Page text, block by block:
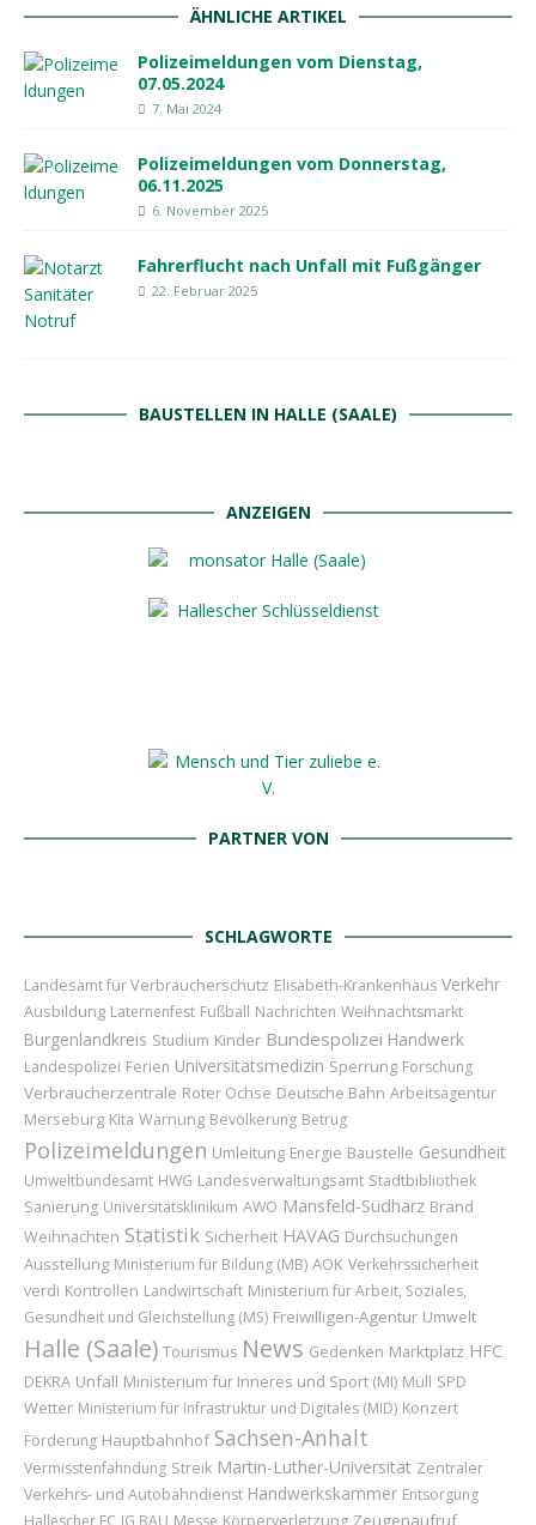
ÄHNLICHE ARTIKEL
Polizeimeldungen vom Dienstag,
07.05.2024
7. Mai 2024
Polizeimeldungen vom Donnerstag,
06.11.2025
6. November 2025
Fahrerflucht nach Unfall mit Fußgänger
22. Februar 2025
BAUSTELLEN IN HALLE (SAALE)
ANZEIGEN
PARTNER VON
SCHLAGWORTE
Landesamt für Verbraucherschutz Elisabeth-Krankenhaus Verkehr
Ausbildung Laternenfest Fußball Nachrichten Weihnachtsmarkt
Burgenlandkreis Studium Kinder Bundespolizei Handwerk
Landespolizei Ferien Universitätsmedizin Sperrung Forschung
Verbraucherzentrale Roter Ochse Deutsche Bahn Arbeitsagentur
Merseburg Kita Warnung Bevölkerung Betrug
Polizeimeldungen Umleitung Energie Baustelle Gesundheit
Umweltbundesamt HWG Landesverwaltungsamt Stadtbibliothek
Sanierung Universitätsklinikum AWO Mansfeld-Südharz Brand
Weihnachten Statistik Sicherheit HAVAG Durchsuchungen
Ausstellung Ministerium für Bildung (MB) AOK Verkehrssicherheit
verdi Kontrollen Landwirtschaft Ministerium für Arbeit, Soziales,
Gesundheit und Gleichstellung (MS) Freiwilligen-Agentur Umwelt
Halle (Saale) Tourismus News Gedenken Marktplatz HFC
DEKRA Unfall Ministerium für Inneres und Sport (MI) Müll SPD
Wetter Ministerium für Infrastruktur und Digitales (MID) Konzert
Förderung Hauptbahnhof Sachsen-Anhalt
Vermisstenfahndung Streik Martin-Luther-Universität Zentraler
Verkehrs- und Autobahndienst Handwerkskammer Entsorgung
Hallescher FC IG BAU Messe Körperverletzung Zeugenaufruf